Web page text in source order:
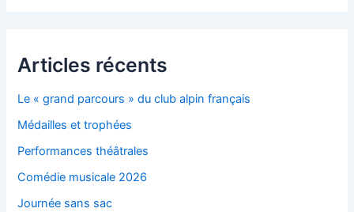
Articles récents
Le « grand parcours » du club alpin français
Médailles et trophées
Performances théâtrales
Comédie musicale 2026
Journée sans sac